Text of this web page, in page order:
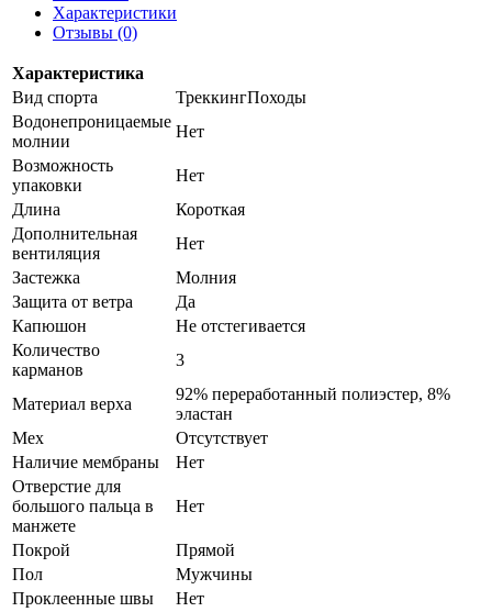
Характеристики
Отзывы (0)
Характеристика
Вид спорта
ТреккингПоходы
Водонепроницаемые
молнии
Нет
Возможность
упаковки
Нет
Длина
Короткая
Дополнительная
вентиляция
Нет
Застежка
Молния​
Защита от ветра
Да
Капюшон
Не отстегивается
Количество
карманов
3
Материал верха
92% переработанный полиэстер, 8%
эластан
Мех
Отсутствует
Наличие мембраны
Нет
Отверстие для
большого пальца в
манжете
Нет
Покрой
Прямой
Пол
Мужчины
Проклеенные швы
Нет